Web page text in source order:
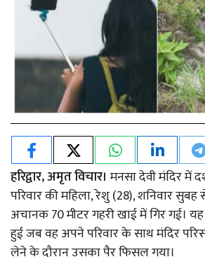
हरिद्वार, अमृत विचार। मनसा देवी मंदिर में
परिवार की महिला, रेशु (28), शनिवार
अचानक 70 मीटर गहरी खाई में गिर गई।
हुई जब वह अपने परिवार के साथ मंदिर
लेने के दौरान उसका पैर फिसल गया।